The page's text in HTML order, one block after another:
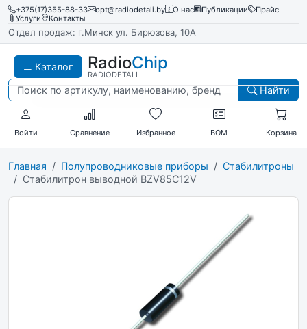
+375(17)355-88-33 opt@radiodetali.by О нас Публикации
Прайс
Услуги
Контакты
Отдел продаж: г.Минск ул. Бирюзова, 10А
Каталог RadioChip
RADIODETALI
Найти
Войти Сравнение Избранное BOM Корзина
Главная Полупроводниковые приборы
Стабилитроны
Стабилитрон выводной BZV85C12V